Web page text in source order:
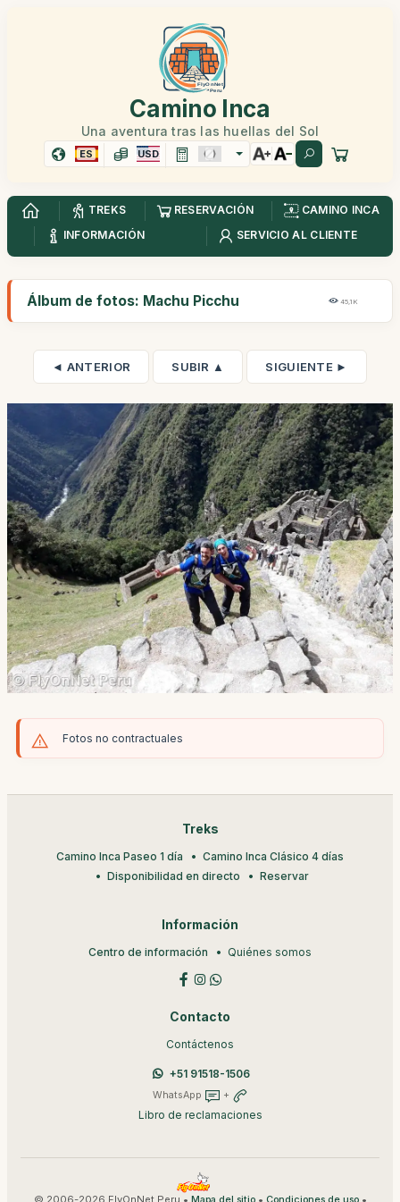
Camino Inca
Una aventura tras las huellas del Sol
ES USD
TREKS RESERVACIÓN
CAMINO INCA
INFORMACIÓN
SERVICIO AL CLIENTE
Álbum de fotos: Machu Picchu 45,1K
◄ ANTERIOR SUBIR ▲ SIGUIENTE ►
Fotos no contractuales
Treks
Camino Inca Paseo 1 día
Camino Inca Clásico 4 días
Disponibilidad en directo
Reservar
Información
Centro de información Quiénes somos
Contacto
Contáctenos
+51 91518-1506
WhatsApp +
Libro de reclamaciones
© 2006-2026 FlyOnNet Peru • • •